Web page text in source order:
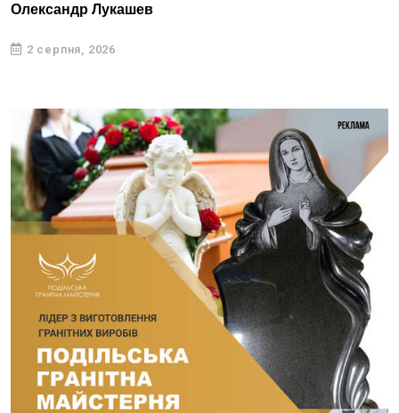
Олександр Лукашев
2 серпня, 2026